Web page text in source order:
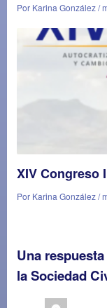
Por Karina González /
XIV Congreso
Por Karina González /
Una
la Sociedad